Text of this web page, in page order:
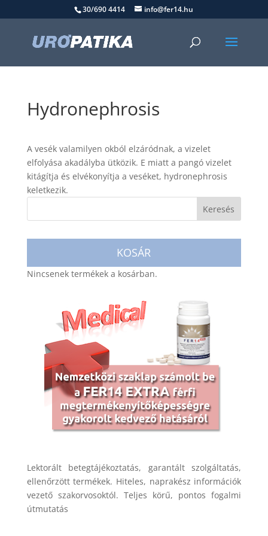
30/690 4414 info@fer14.hu
Hydronephrosis
A vesék valamilyen okból elzáródnak, a vizelet
elfolyása akadályba ütközik. E miatt a pangó vizelet
kitágítja és elvékonyítja a veséket, hydronephrosis
keletkezik.
KOSÁR
Nincsenek termékek a kosárban.
Lektorált betegtájékoztatás, garantált szolgáltatás,
ellenőrzött termékek. Hiteles, naprakész információk
vezető szakorvosoktól. Teljes körű, pontos fogalmi
útmutatás